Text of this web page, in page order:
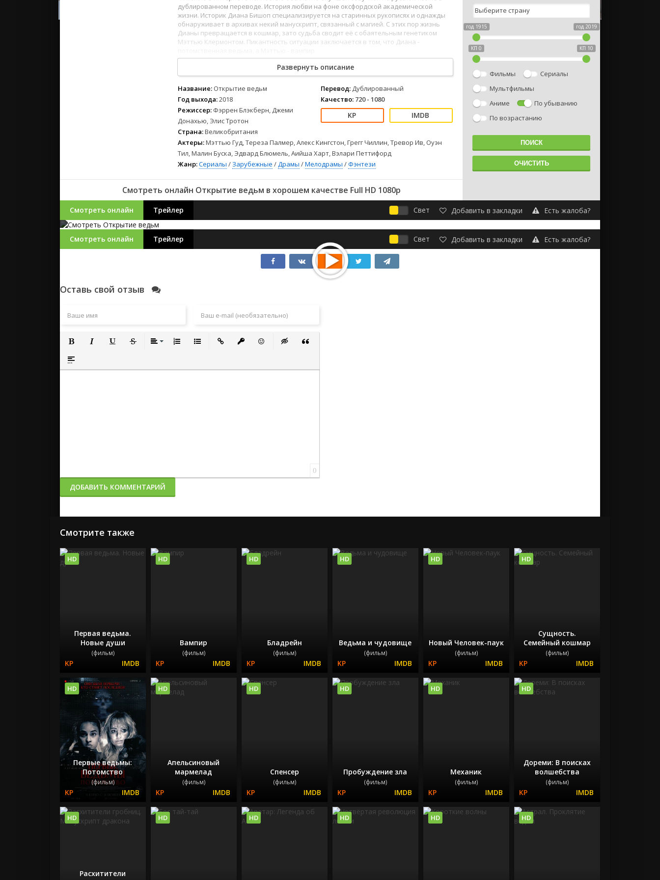
2022
2021
Зарубежные
Детские
Драмы
Комедии
Спорт
Триллеры
Ужасы
2022
2021
Зарубежные
Фильмы из соцетей
дублированном переводе. История любви на фоне оксфордской академической
жизни. Историк Диана Бишоп специализируется на старинных рукописях и однажды
обнаруживает в архивах некий манускрипт, связанный с магией. С этих пор жизнь
Дианы превращается в кошмар, зато судьба сводит её с обаятельным генетиком
Мэттью Клермонтом. Пикантность ситуации заключается в том, что Диана -
12345 678
Развернуть описание
Название: Открытие ведьм
Год выхода:2018
Режиссер: Фэррен Блэкберн, Джеми
Донахью, Элис Тротон
Страна:Великобритания
Перевод: Дублированный
Качество: 720 - 1080
Актеры:Мэттью Гуд, Тереза Палмер, Алекс Кингстон, Грегг Чиллин, Тревор Ив, Оуэн
Тил, Малин Буска, Эдвард Блюмель, Аийша Харт, Вэлари Петтифорд
Жанр:Сериалы / Зарубежные /Драмы /Мелодрамы /Фэнтези
Смотреть онлайн Открытие ведьм в хорошем качестве Full HD 1080p
год 1915 год 2019
КП 0 КП 10
Фильмы
Сериалы
Мультфильмы
Аниме
По убыванию
По возрастанию
Смотреть онлайн Трейлер Свет Добавить в закладки Есть жалоба?
Смотреть онлайн Трейлер Свет Добавить в закладки Есть жалоба?
Оставь свой отзыв
Полужирный
Вставка спойлера
0
ДОБАВИТЬ КОММЕНТАРИЙ
Смотрите также
Первая ведьма.
Новые души
(фильм)
HD
Вампир
(фильм)
HD
Бладрейн
(фильм)
HD
Ведьма и чудовище
(фильм)
HD
Новый Человек-паук
(фильм)
HD
Сущность.
Семейный кошмар
(фильм)
HD
Первые ведьмы:
Потомство
(фильм)
HD
Апельсиновый
мармелад
(фильм)
HD
Спенсер
(фильм)
HD
Пробуждение зла
(фильм)
HD
Механик
(фильм)
HD
Дореми: В поисках
волшебства
(фильм)
HD
Расхитители
HD HD HD HD HD HD